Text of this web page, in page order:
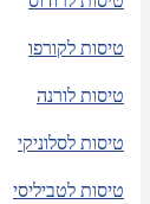
טיסות לקורפו
טיסות לורנה
טיסות לסלוניקי
טיסות לטביליסי